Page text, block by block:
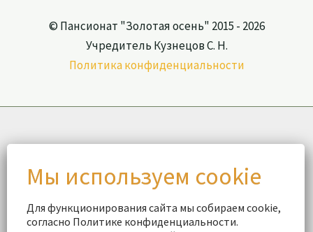
© Пансионат "Золотая осень" 2015 - 2026
Учредитель Кузнецов С. Н.
Политика конфиденциальности
Для функционирования сайта мы собираем cookie,
согласно Политике конфиденциальности.